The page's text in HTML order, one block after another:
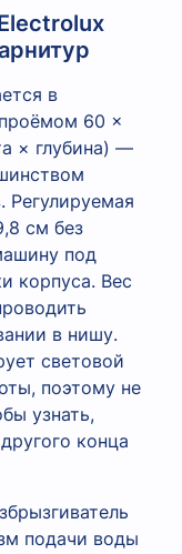
в
60 ×
× глубина) —
Регулируемая
см без
под
корпуса. Вес
в нишу.
световой
поэтому не
узнать,
конца